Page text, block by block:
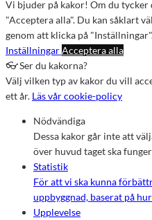
Vi bjuder på kakor! Om du tycker
"Acceptera alla". Du kan såklart
genom att klicka på
InställningarAcceptera alla
👓 Ser du kakorna?
Välj vilken typ av kakor du vill
ett år. Läs vår cookie-policy
Nödvändiga
Dessa kakor går inte att
över huvud taget ska
Statistik
För att vi ska kunna
uppbyggnad, baserat på
Upplevelse